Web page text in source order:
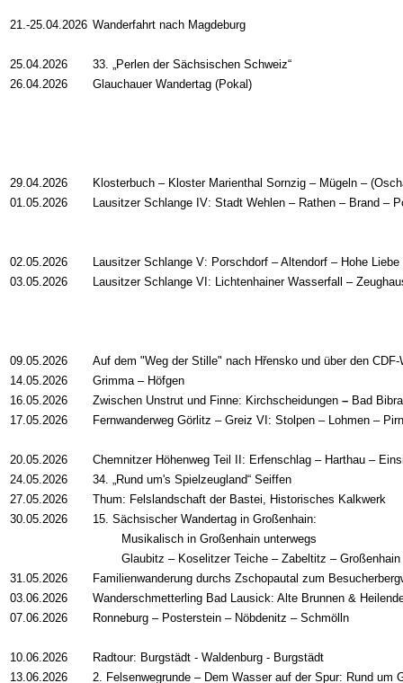
21.-25.04.2026 Wanderfahrt nach Magdeburg
25.04.2026
33. „Perlen der Sächsischen Schweiz“
26.04.2026
Glauchauer Wandertag (Pokal)
29.04.2026
Klosterbuch – Kloster Marienthal Sornzig – Mügeln –
01.05.2026
Lausitzer Schlange IV: Stadt Wehlen –Rathen –Brand –
02.05.2026 Lausitzer Schlange V: Porschdorf –Altendorf –Hohe Liebe
03.05.2026
Lausitzer Schlange VI: Lichtenhainer Wasserfall –
09.05.2026
Auf dem "Weg der Stille" nach Hřensko und über den CDF-
14.05.2026
Grimma – Höfgen
16.05.2026
Zwischen Unstrut und Finne: Kirchscheidungen – Bad
17.05.2026
Fernwanderweg Görlitz – Greiz VI: Stolpen – Lohmen –
20.05.2026
Chemnitzer Höhenweg Teil II: Erfenschlag – Harthau –
24.05.2026
34. „Rund um's Spielzeugland“ Seiffen
27.05.2026
Thum: Felslandschaft der Bastei, Historisches Kalkwerk
30.05.2026
15. Sächsischer Wandertag in Großenhain:
Musikalisch in Großenhain unterwegs
Glaubitz – Koselitzer Teiche –Zabeltitz –Großenhain
31.05.2026
Familienwanderung durchs Zschopautal zum
03.06.2026
Wanderschmetterling Bad Lausick: Alte Brunnen &
07.06.2026
Ronneburg – Posterstein – Nöbdenitz – Schmölln
10.06.2026
Radtour: Burgstädt - Waldenburg - Burgstädt
13.06.2026
2. Felsenwegrunde – Dem Wasser auf der Spur: Rund um